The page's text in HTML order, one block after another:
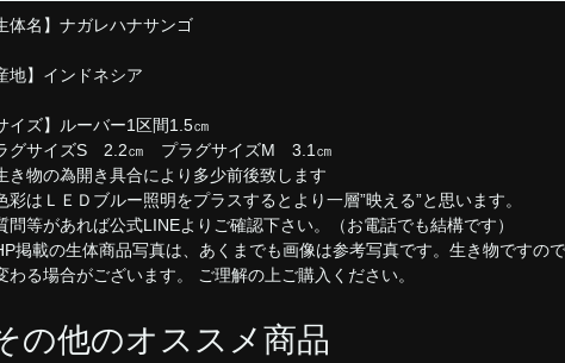
体名】ナガレハナサンゴ
地】インドネシア
イズ】ルーバー1区間1.5㎝
グサイズS 2.2㎝ プラグサイズM 3.1㎝
き物の為開き具合により多少前後致します
彩はＬＥＤブルー照明をプラスするとより一層”映える”と思います。
問等があれば公式LINEよりご確認下さい。（お電話でも結構です）
掲載の生体商品写真は、あくまでも画像は参考写真です。生き物ですの
わる場合がございます。 ご理解の上ご購入ください。
の他のオススメ商品